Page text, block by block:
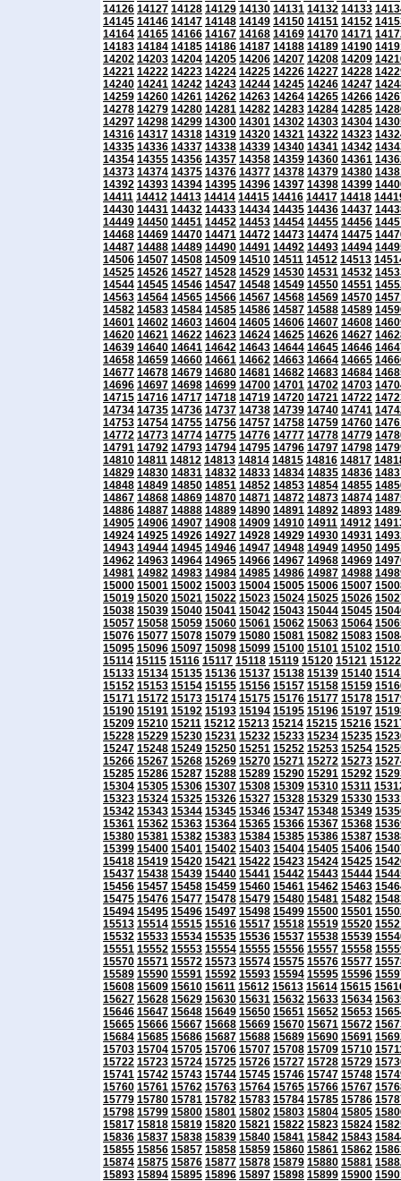
14126 14127 14128 14129 14130 14131 14132 14133
14145 14146 14147 14148 14149 14150 14151 14152
14164 14165 14166 14167 14168 14169 14170 14171
14183 14184 14185 14186 14187 14188 14189 14190
14202 14203 14204 14205 14206 14207 14208 14209
14221 14222 14223 14224 14225 14226 14227 14228
14240 14241 14242 14243 14244 14245 14246 14247
14259 14260 14261 14262 14263 14264 14265 14266
14278 14279 14280 14281 14282 14283 14284 14285
14297 14298 14299 14300 14301 14302 14303 14304
14316 14317 14318 14319 14320 14321 14322 14323
14335 14336 14337 14338 14339 14340 14341 14342
14354 14355 14356 14357 14358 14359 14360 14361
14373 14374 14375 14376 14377 14378 14379 14380
14392 14393 14394 14395 14396 14397 14398 14399
14411 14412 14413 14414 14415 14416 14417 14418
14430 14431 14432 14433 14434 14435 14436 14437
14449 14450 14451 14452 14453 14454 14455 14456
14468 14469 14470 14471 14472 14473 14474 14475
14487 14488 14489 14490 14491 14492 14493 14494
14506 14507 14508 14509 14510 14511 14512 14513
14525 14526 14527 14528 14529 14530 14531 14532
14544 14545 14546 14547 14548 14549 14550 14551
14563 14564 14565 14566 14567 14568 14569 14570
14582 14583 14584 14585 14586 14587 14588 14589
14601 14602 14603 14604 14605 14606 14607 14608
14620 14621 14622 14623 14624 14625 14626 14627
14639 14640 14641 14642 14643 14644 14645 14646
14658 14659 14660 14661 14662 14663 14664 14665
14677 14678 14679 14680 14681 14682 14683 14684
14696 14697 14698 14699 14700 14701 14702 14703
14715 14716 14717 14718 14719 14720 14721 14722
14734 14735 14736 14737 14738 14739 14740 14741
14753 14754 14755 14756 14757 14758 14759 14760
14772 14773 14774 14775 14776 14777 14778 14779
14791 14792 14793 14794 14795 14796 14797 14798
14810 14811 14812 14813 14814 14815 14816 14817
14829 14830 14831 14832 14833 14834 14835 14836
14848 14849 14850 14851 14852 14853 14854 14855
14867 14868 14869 14870 14871 14872 14873 14874
14886 14887 14888 14889 14890 14891 14892 14893
14905 14906 14907 14908 14909 14910 14911 14912
14924 14925 14926 14927 14928 14929 14930 14931
14943 14944 14945 14946 14947 14948 14949 14950
14962 14963 14964 14965 14966 14967 14968 14969
14981 14982 14983 14984 14985 14986 14987 14988
15000 15001 15002 15003 15004 15005 15006 15007
15019 15020 15021 15022 15023 15024 15025 15026
15038 15039 15040 15041 15042 15043 15044 15045
15057 15058 15059 15060 15061 15062 15063 15064
15076 15077 15078 15079 15080 15081 15082 15083
15095 15096 15097 15098 15099 15100 15101 15102
15114 15115 15116 15117 15118 15119 15120 15121 15122
15133 15134 15135 15136 15137 15138 15139 15140
15152 15153 15154 15155 15156 15157 15158 15159
15171 15172 15173 15174 15175 15176 15177 15178
15190 15191 15192 15193 15194 15195 15196 15197
15209 15210 15211 15212 15213 15214 15215 15216
15228 15229 15230 15231 15232 15233 15234 15235
15247 15248 15249 15250 15251 15252 15253 15254
15266 15267 15268 15269 15270 15271 15272 15273
15285 15286 15287 15288 15289 15290 15291 15292
15304 15305 15306 15307 15308 15309 15310 15311
15323 15324 15325 15326 15327 15328 15329 15330
15342 15343 15344 15345 15346 15347 15348 15349
15361 15362 15363 15364 15365 15366 15367 15368
15380 15381 15382 15383 15384 15385 15386 15387
15399 15400 15401 15402 15403 15404 15405 15406
15418 15419 15420 15421 15422 15423 15424 15425
15437 15438 15439 15440 15441 15442 15443 15444
15456 15457 15458 15459 15460 15461 15462 15463
15475 15476 15477 15478 15479 15480 15481 15482
15494 15495 15496 15497 15498 15499 15500 15501
15513 15514 15515 15516 15517 15518 15519 15520
15532 15533 15534 15535 15536 15537 15538 15539
15551 15552 15553 15554 15555 15556 15557 15558
15570 15571 15572 15573 15574 15575 15576 15577
15589 15590 15591 15592 15593 15594 15595 15596
15608 15609 15610 15611 15612 15613 15614 15615
15627 15628 15629 15630 15631 15632 15633 15634
15646 15647 15648 15649 15650 15651 15652 15653
15665 15666 15667 15668 15669 15670 15671 15672
15684 15685 15686 15687 15688 15689 15690 15691
15703 15704 15705 15706 15707 15708 15709 15710
15722 15723 15724 15725 15726 15727 15728 15729
15741 15742 15743 15744 15745 15746 15747 15748
15760 15761 15762 15763 15764 15765 15766 15767
15779 15780 15781 15782 15783 15784 15785 15786
15798 15799 15800 15801 15802 15803 15804 15805
15817 15818 15819 15820 15821 15822 15823 15824
15836 15837 15838 15839 15840 15841 15842 15843
15855 15856 15857 15858 15859 15860 15861 15862
15874 15875 15876 15877 15878 15879 15880 15881
15893 15894 15895 15896 15897 15898 15899 15900